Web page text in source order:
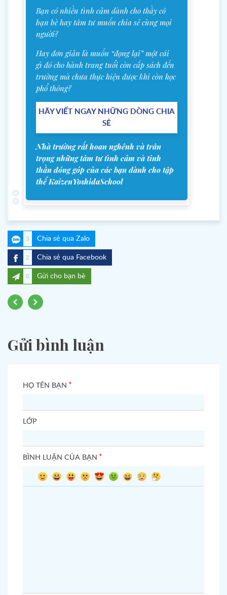
Bạn có nhiều tình cảm dành cho thầy cô
bạn bè hay tâm tư muốn chia sẻ cùng mọi
người?
Hay đơn giản là muốn “đọng lại” một cái
gì đó cho hành trang tuổi còn cắp sách đến
trường mà chưa thực hiện được khi còn học
phổ thông?
HÃY VIẾT NGAY NHỮNG DÒNG CHIA
SẺ
Nhà trường rất hoan nghênh và trân
trọng những tâm tư tình cảm và tinh
thần đóng góp của các bạn dành cho tập
thể KaizenYoshidaSchool
3 Chia sẻ qua Zalo
2 Chia sẻ qua Facebook
0 Gửi cho bạn bè
Gửi bình luận
HỌ TÊN BẠN *
LỚP
BÌNH LUẬN CỦA BẠN *